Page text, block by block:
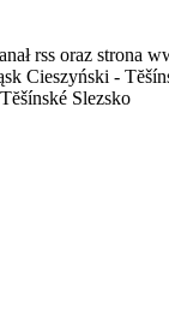
rss oraz strona
Cieszyński -
Slezsko